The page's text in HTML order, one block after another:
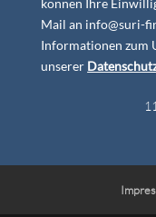
können Ihre
Mail an info@suri-
Informationen zum
unserer